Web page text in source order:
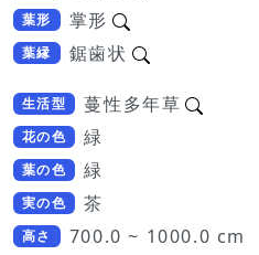
葉形 掌形
葉縁 鋸歯状
生活型 蔓性多年草
花の色 緑
葉の色 緑
実の色 茶
高さ 700.0 ~ 1000.0 cm